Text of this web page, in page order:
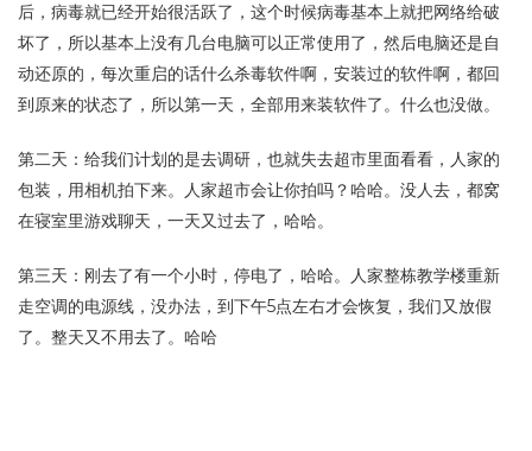
后，病毒就已经开始很活跃了，这个时候病毒基本上就把网络给破
坏了，所以基本上没有几台电脑可以正常使用了，然后电脑还是自
动还原的，每次重启的话什么杀毒软件啊，安装过的软件啊，都回
到原来的状态了，所以第一天，全部用来装软件了。什么也没做。
第二天：给我们计划的是去调研，也就失去超市里面看看，人家的
包装，用相机拍下来。人家超市会让你拍吗？哈哈。没人去，都窝
在寝室里游戏聊天，一天又过去了，哈哈。
第三天：刚去了有一个小时，停电了，哈哈。人家整栋教学楼重新
走空调的电源线，没办法，到下午5点左右才会恢复，我们又放假
了。整天又不用去了。哈哈